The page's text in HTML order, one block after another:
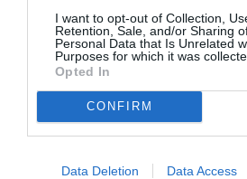
I want to opt-out of Collection,
Retention, Sale, and/or Sharing
Personal Data that Is Unrelated
Purposes for which it was
Opted In
CONFIRM
Data Deletion Data Access
Jeana commenté :